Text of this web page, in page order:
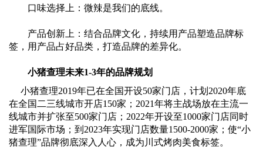
口味选择上：微辣是我们的底线。
产品创新上：结合品牌文化，持续用产品塑造品牌标
签，用产品占好品类，打造品牌的差异化。
小猪查理未来1-3年的品牌规划
小猪查理2019年已在全国开设50家门店，计划2020年底
在全国二三线城市开店150家；2021年将主战场放在主流一
线城市并扩张至500家门店；2022年开设至1000家门店同时
进军国际市场；到2023年实现门店数量1500-2000家；使“小
猪查理”品牌彻底深入人心，成为川式烤肉美食标签。